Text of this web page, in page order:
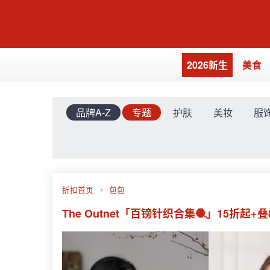
2026新生 美食
品牌A-Z 专题 护肤 美妆 服
折扣首页 包包
The Outnet「百镑针织合集🧶」15折起+